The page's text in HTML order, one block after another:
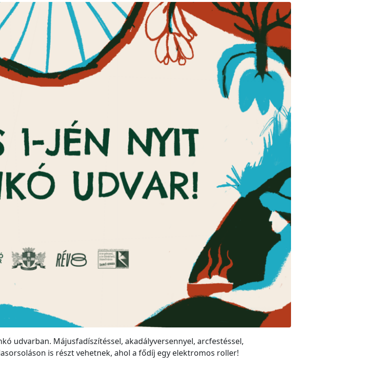
udvarban. Májusfadíszítéssel, akadályversennyel, arcfestéssel,
is részt vehetnek, ahol a fődíj egy elektromos roller!